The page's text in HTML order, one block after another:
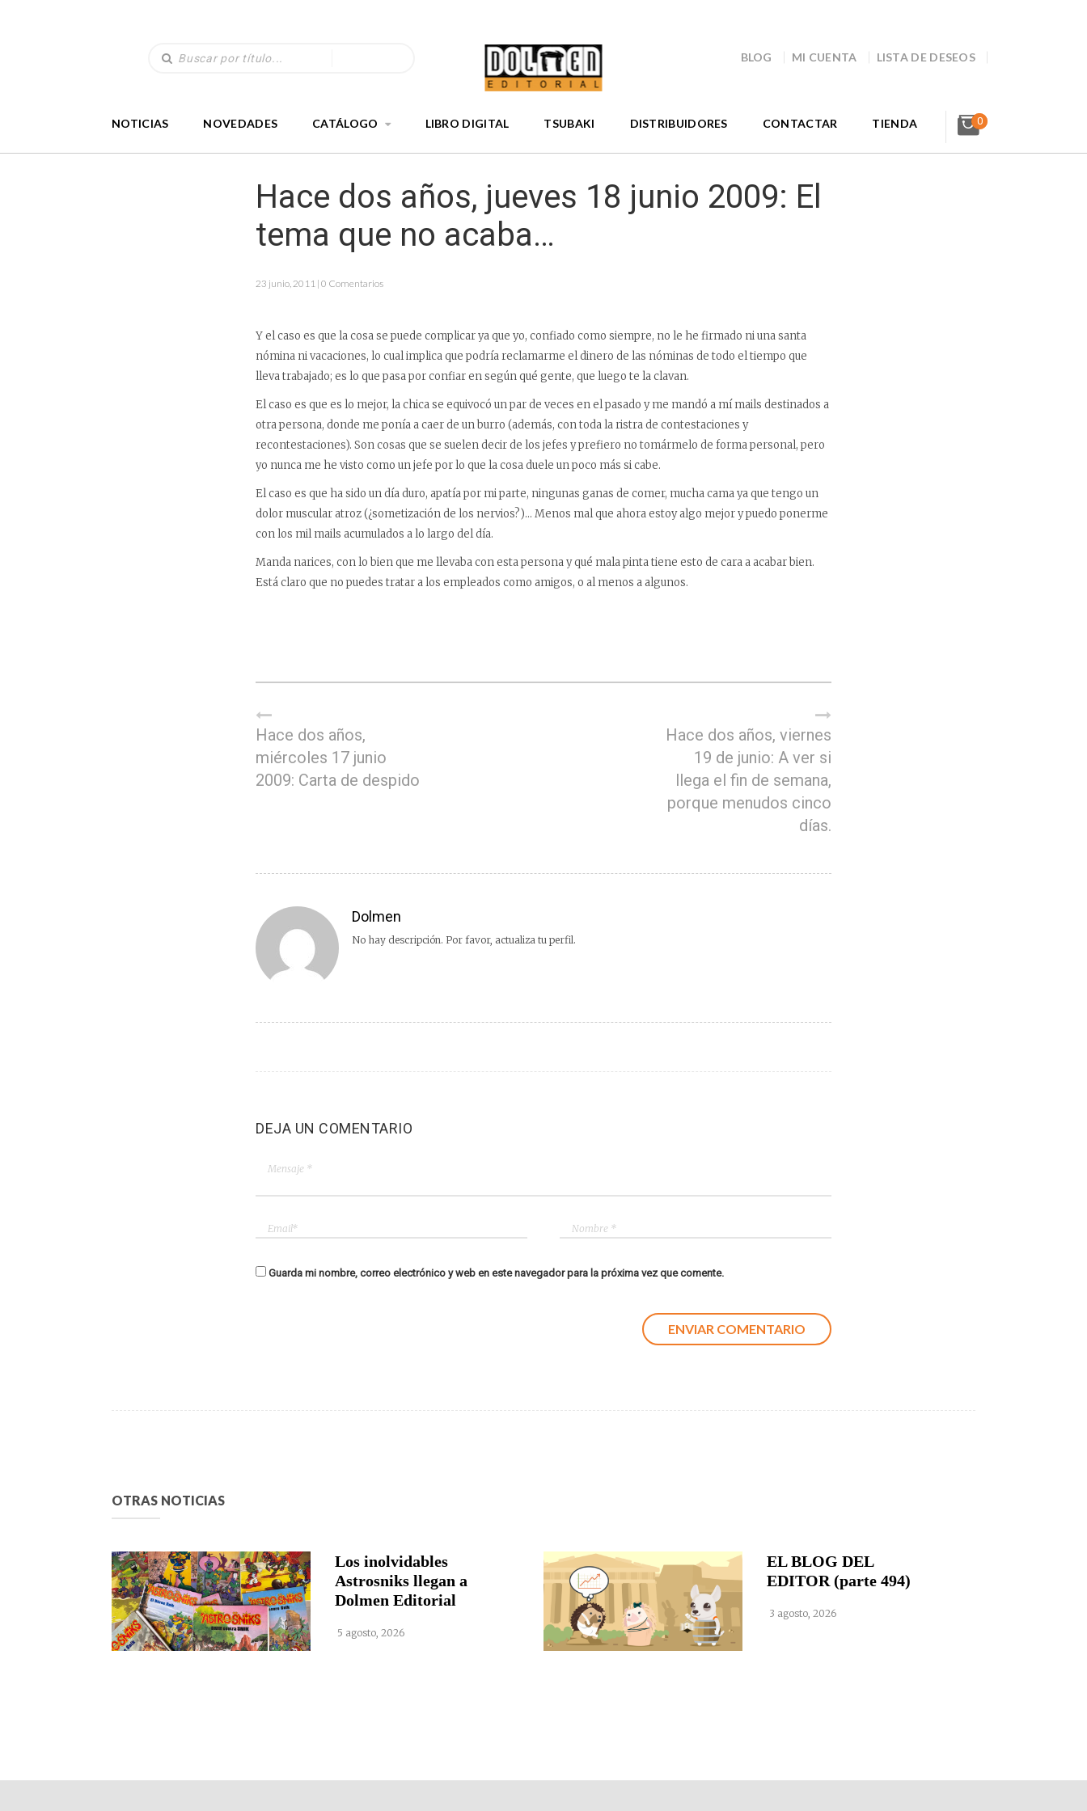
BLOG MI CUENTA LISTA DE DESEOS
NOTICIAS NOVEDADES CATÁLOGO LIBRO DIGITAL TSUBAKI DISTRIBUIDORES CONTACTAR TIENDA 0
Hace dos años, jueves 18 junio 2009: El
tema que no acaba…
23 junio, 2011 | 0 Comentarios
Y el caso es que la cosa se puede complicar ya que yo, confiado como siempre, no le he firmado ni una santa
nómina ni vacaciones, lo cual implica que podría reclamarme el dinero de las nóminas de todo el tiempo que
lleva trabajado; es lo que pasa por confiar en según qué gente, que luego te la clavan.
El caso es que es lo mejor, la chica se equivocó un par de veces en el pasado y me mandó a mí mails destinados a
otra persona, donde me ponía a caer de un burro (además, con toda la ristra de contestaciones y
recontestaciones). Son cosas que se suelen decir de los jefes y prefiero no tomármelo de forma personal, pero
yo nunca me he visto como un jefe por lo que la cosa duele un poco más si cabe.
El caso es que ha sido un día duro, apatía por mi parte, ningunas ganas de comer, mucha cama ya que tengo un
dolor muscular atroz (¿sometización de los nervios?)… Menos mal que ahora estoy algo mejor y puedo ponerme
con los mil mails acumulados a lo largo del día.
Manda narices, con lo bien que me llevaba con esta persona y qué mala pinta tiene esto de cara a acabar bien.
Está claro que no puedes tratar a los empleados como amigos, o al menos a algunos.
Hace dos años,
miércoles 17 junio
2009: Carta de despido
Hace dos años, viernes
19 de junio: A ver si
llega el fin de semana,
porque menudos cinco
días.
Dolmen
No hay descripción. Por favor, actualiza tu perfil.
DEJA UN COMENTARIO
Guarda mi nombre, correo electrónico y web en este navegador para la próxima vez que comente.
OTRAS NOTICIAS
Los inolvidables
Astrosniks llegan a
Dolmen Editorial
5 agosto, 2026
EL BLOG DEL
EDITOR (parte 494)
3 agosto, 2026